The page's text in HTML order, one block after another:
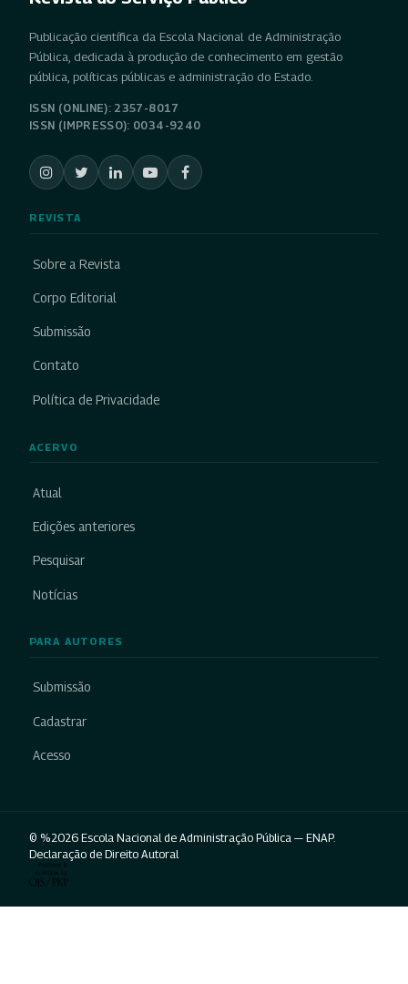
Publicação científica da Escola Nacional de Administração
Pública, dedicada à produção de conhecimento em gestão
pública, políticas públicas e administração do Estado.
ISSN (ONLINE): 2357-8017
ISSN (IMPRESSO): 0034-9240
REVISTA
Sobre a Revista
Corpo Editorial
Submissão
Contato
Política de Privacidade
ACERVO
Atual
Edições anteriores
Pesquisar
Notícias
PARA AUTORES
Submissão
Cadastrar
Acesso
© %2026 Escola Nacional de Administração Pública — ENAP.
Declaração de Direito Autoral